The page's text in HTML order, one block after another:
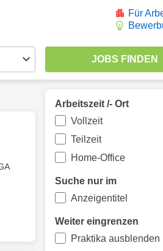
Für
Arbeitszeit /- Ort
Vollzeit
Teilzeit
Home-Office
Suche nur im
Anzeigentitel
Weiter eingrenzen
Praktika ausblenden